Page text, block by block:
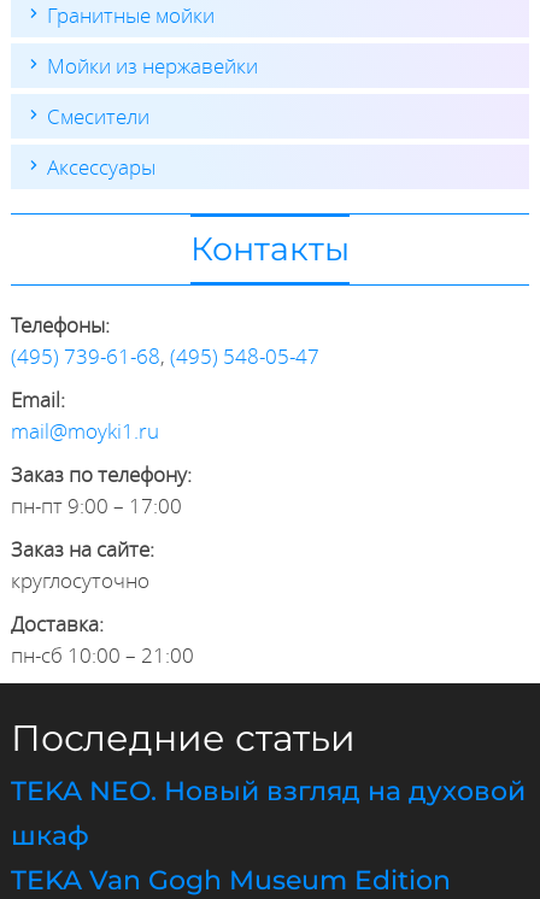
Гранитные мойки
Мойки из нержавейки
Смесители
Аксессуары
Контакты
Телефоны:
(495) 739-61-68, (495) 548-05-47
Email:
mail@moyki1.ru
Заказ по телефону:
пн-пт 9:00 – 17:00
Заказ на сайте:
круглосуточно
Доставка:
пн-сб 10:00 – 21:00
Последние статьи
TEKA NEO. Новый взгляд на духовой
шкаф
TEKA Van Gogh Museum Edition